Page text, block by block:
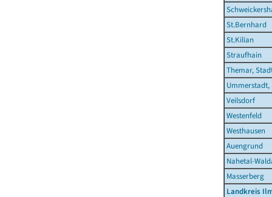
St.Bernhard
St.Kilian
Straufhain
Themar,
Ummerstadt,
Veilsdorf
Westenfeld
Westhausen
Auengrund
Nahetal-
Masserberg
Landkreis